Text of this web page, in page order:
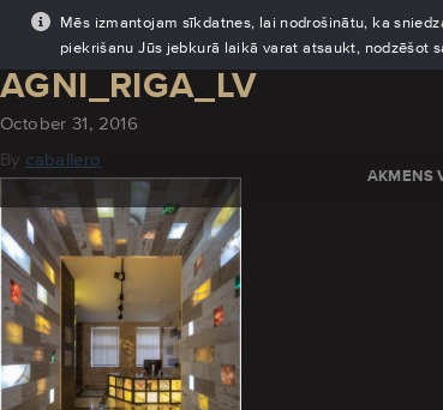
Mēs izmantojam sīkdatnes, lai nodrošinātu, ka
piekrišanu Jūs jebkurā laikā varat atsaukt, nodzēšot
AKMENS
AGNI_RIGA_LV
October 31, 2016
By caballero